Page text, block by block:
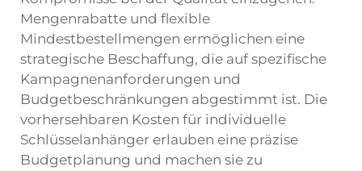
Mengenrabatte und flexible
Mindestbestellmengen ermöglichen eine
strategische Beschaffung, die auf spezifische
Kampagnenanforderungen und
Budgetbeschränkungen abgestimmt ist. Die
vorhersehbaren Kosten für individuelle
Schlüsselanhänger erlauben eine präzise
Budgetplanung und machen sie zu